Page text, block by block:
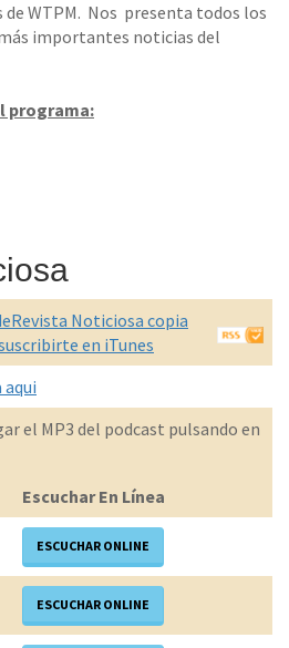
de WTPM. Nos presenta todos los
importantes noticias del
programa:
Noticiosa copia
en iTunes
aqui
el MP3 del podcast pulsando en
Escuchar En Línea
ESCUCHAR ONLINE
ESCUCHAR ONLINE